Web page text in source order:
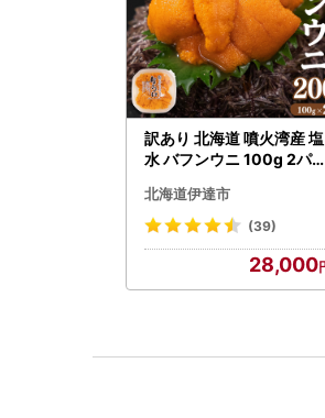
訳あり 北海道 噴火湾産 塩
水 バフンウニ 100g 2パッ
付き》うに ウニ 雲丹 海鮮
海の幸 魚介類 ウニ丼 お寿
取り寄せ 山村水産 送料無
北海道伊達市
(39)
28,000